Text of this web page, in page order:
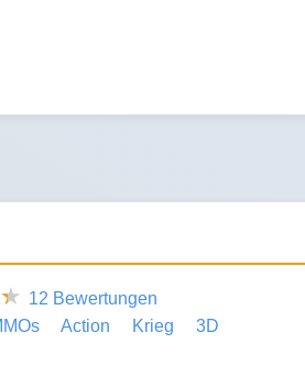
12 Bewertungen
Action Krieg 3D